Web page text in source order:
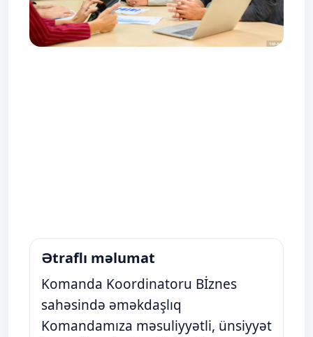
Ətraflı məlumat
Komanda Koordinatoru Bİznes
sahəsində əməkdaşlıq
Komandamıza məsuliyyətli, ünsiyyət